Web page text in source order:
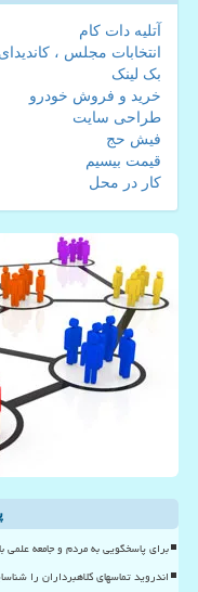
آتلیه دات کام
انتخابات مجلس ،
بک لینک
خرید و فروش خودرو
طراحی سایت
فیش حج
قیمت بیسیم
کار در محل
برای پاسخگویی به مردم و جامعه علمی
اندروید تماسهای کلاهبرداران را